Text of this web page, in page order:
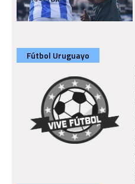
Fútbol Uruguayo